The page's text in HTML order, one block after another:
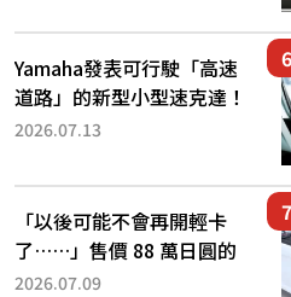
眼！ 配備豐富、超越售價
水準，堪稱高CP值代表的
「...
Yamaha發表可行駛「高速
道路」的新型小型速克達！
搭載能享受超強勁「渦輪
高階「Super Sport」車款
相同的...
2026.07.13
「以後可能不會再開輕卡
了……」售價 88 萬日圓的
「超迷你輕型貨車」引發兩
2026.07.09